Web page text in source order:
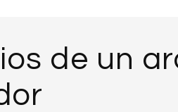
de un